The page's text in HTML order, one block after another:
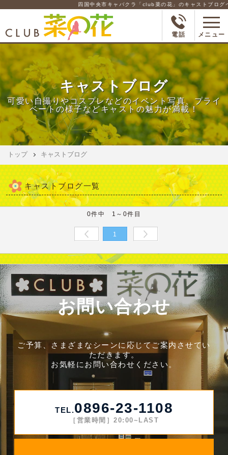
四国中央市キャバクラ「club菜の花」のキャストブログペ
電話 メニュー
キャストブログ
可愛い自撮りやコスプレなどのイベント写真、プライ
ベートの様子などキャストの魅力が満載！
トップ キャストブログ
キャストブログ一覧
0件中 1～0件目
1
お問い合わせ
ご予算、さまざまなシーンに応じてご案内させてい
ただきます。
お気軽にお問い合わせください。
TEL.0896-23-1108
［営業時間］20:00~LAST